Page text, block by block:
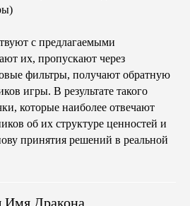
с предлагаемыми
их, пропускают через
фильтры, получают обратную
игры. В результате такого
которые наиболее отвечают
об их структуре ценностей и
принятия решений в реальной
Имя Дракона